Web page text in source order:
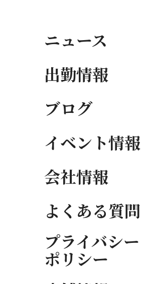
ニュース
出勤情報
ブログ
イベント情報
会社情報
よくある質問
プライバシー
ポリシー